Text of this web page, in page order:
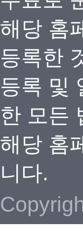
해당 홈
등록한
등록 및
한 모든
해당 홈
니다.